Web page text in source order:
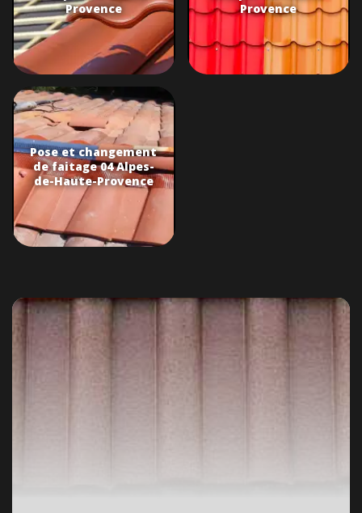
Provence
Provence
Pose et changement
de faitage 04 Alpes-
de-Haute-Provence